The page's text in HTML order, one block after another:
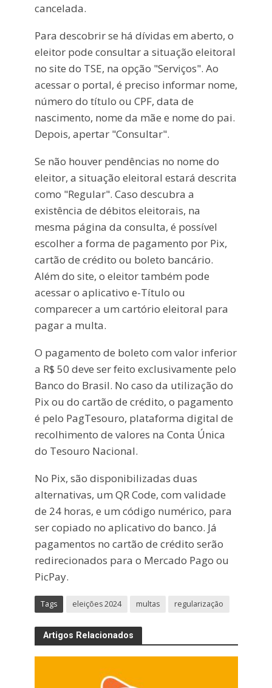
cancelada.
Para descobrir se há dívidas em aberto, o
eleitor pode consultar a situação eleitoral
no site do TSE, na opção "Serviços". Ao
acessar o portal, é preciso informar nome,
número do título ou CPF, data de
nascimento, nome da mãe e nome do pai.
Depois, apertar "Consultar".
Se não houver pendências no nome do
eleitor, a situação eleitoral estará descrita
como "Regular". Caso descubra a
existência de débitos eleitorais, na
mesma página da consulta, é possível
escolher a forma de pagamento por Pix,
cartão de crédito ou boleto bancário.
Além do site, o eleitor também pode
acessar o aplicativo e-Título ou
comparecer a um cartório eleitoral para
pagar a multa.
O pagamento de boleto com valor inferior
a R$ 50 deve ser feito exclusivamente pelo
Banco do Brasil. No caso da utilização do
Pix ou do cartão de crédito, o pagamento
é pelo PagTesouro, plataforma digital de
recolhimento de valores na Conta Única
do Tesouro Nacional.
No Pix, são disponibilizadas duas
alternativas, um QR Code, com validade
de 24 horas, e um código numérico, para
ser copiado no aplicativo do banco. Já
pagamentos no cartão de crédito serão
redirecionados para o Mercado Pago ou
PicPay.
Tags eleições 2024 multas regularização
Artigos Relacionados